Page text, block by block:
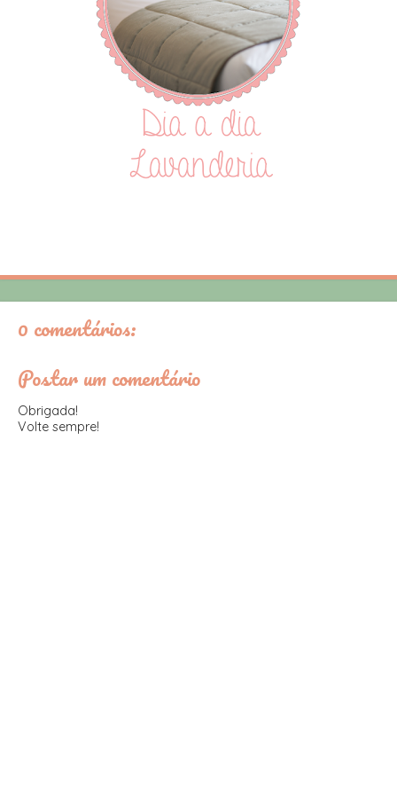
0 comentários:
Postar um comentário
Obrigada!
Volte sempre!